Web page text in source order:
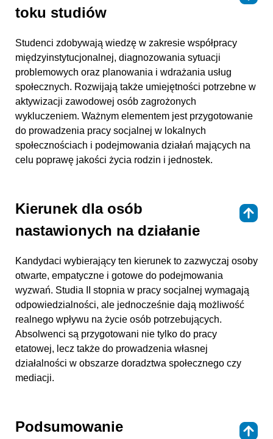
toku studiów
Studenci zdobywają wiedzę w zakresie współpracy
międzyinstytucjonalnej, diagnozowania sytuacji
problemowych oraz planowania i wdrażania usług
społecznych. Rozwijają także umiejętności potrzebne w
aktywizacji zawodowej osób zagrożonych
wykluczeniem. Ważnym elementem jest przygotowanie
do prowadzenia pracy socjalnej w lokalnych
społecznościach i podejmowania działań mających na
celu poprawę jakości życia rodzin i jednostek.
Kierunek dla osób
nastawionych na działanie
Kandydaci wybierający ten kierunek to zazwyczaj osoby
otwarte, empatyczne i gotowe do podejmowania
wyzwań. Studia II stopnia w pracy socjalnej wymagają
odpowiedzialności, ale jednocześnie dają możliwość
realnego wpływu na życie osób potrzebujących.
Absolwenci są przygotowani nie tylko do pracy
etatowej, lecz także do prowadzenia własnej
działalności w obszarze doradztwa społecznego czy
mediacji.
Podsumowanie